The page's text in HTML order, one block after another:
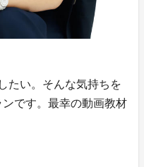
たい。そんな気持ちを
です。最幸の動画教材